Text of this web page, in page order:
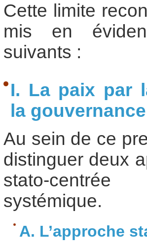
Cette limite
mis en
suivants :
I. La paix par
la gouvernance
Au sein de ce
distinguer deux
stato-
systémique.
A. L’approche